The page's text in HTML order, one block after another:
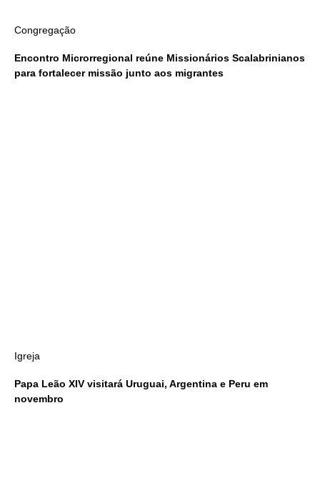
Congregação
Encontro Microrregional reúne Missionários Scalabrinianos
para fortalecer missão junto aos migrantes
Igreja
Papa Leão XIV visitará Uruguai, Argentina e Peru em
novembro